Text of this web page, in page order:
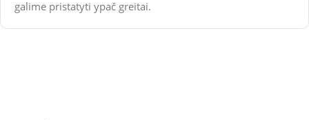
galime pristatyti ypač greitai.